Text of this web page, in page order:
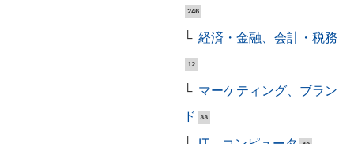
246
経済・金融、会計・税務
12
マーケティング、ブラン
ド
33